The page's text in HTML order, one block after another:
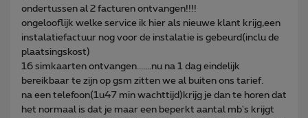
ondertussen al 2 facturen ontvangen!!!!
ongelooflijk welke service ik hier als nieuwe klant krijg,een
instalatiefactuur nog voor de instalatie is gebeurd(inclu de
plaatsingskost)
16 simkaarten ontvangen.......nu na 1 dag eindelijk
bereikbaar te zijn op gsm zitten we al buiten ons tarief.
na een telefoon(1u47 min wachttijd)krijg je dan te horen dat
het normaal is dat je maar een beperkt aantal mb's krijgt